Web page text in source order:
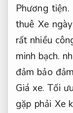
Phương tiện.
thuê Xe
rất nhiều
minh bạch.
đảm bảo
Giá xe. Tối
gặp phải Xe